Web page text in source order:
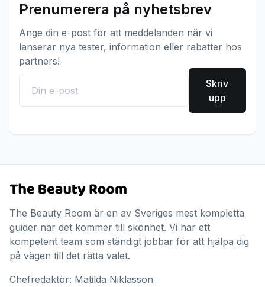
Prenumerera på nyhetsbrev
Ange din e-post för att meddelanden när vi
lanserar nya tester, information eller rabatter hos
partners!
Skriv
upp
The Beauty Room är en av Sveriges mest kompletta
guider när det kommer till skönhet. Vi har ett
kompetent team som ständigt jobbar för att hjälpa dig
på vägen till det rätta valet.
Chefredaktör: Matilda Niklasson